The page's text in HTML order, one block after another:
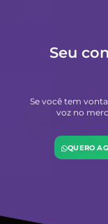
Seu
Se você tem
voz no
QUERO